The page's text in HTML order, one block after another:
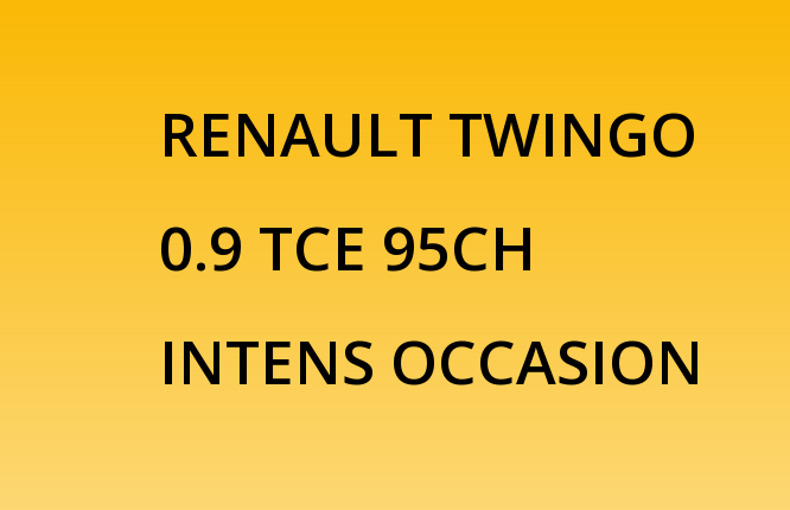
RENAULT TWINGO
0.9 TCE 95CH
INTENS OCCASION